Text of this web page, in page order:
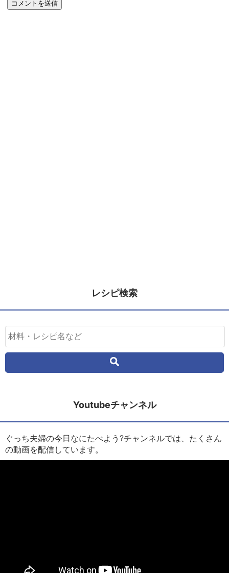
レシピ検索
Youtubeチャンネル
ぐっち夫婦の今日なにたべよう?チャンネルでは、たくさん
の動画を配信しています。